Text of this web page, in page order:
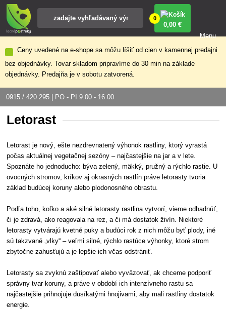
Ceny uvedené na e-shope sa môžu líšiť od cien v kamennej predajni
bez objednávky. Tovar skladom pripravíme do 30 min na základe
objednávky. Predajňa je v sobotu zatvorená.
0915 / 420 295 | PO - PI 9:00 - 16:00
0
0,00 €
Menu
Letorast
Letorast je nový, ešte nezdrevnatený výhonok rastliny, ktorý vyrastá
počas aktuálnej vegetačnej sezóny – najčastejšie na jar a v lete.
Spoznáte ho jednoducho: býva zelený, mäkký, pružný a rýchlo rastie. U
ovocných stromov, kríkov aj okrasných rastlín práve letorasty tvoria
základ budúcej koruny alebo plodonosného obrastu.
Podľa toho, koľko a aké silné letorasty rastlina vytvorí, vieme odhadnúť,
či je zdravá, ako reagovala na rez, a či má dostatok živín. Niektoré
letorasty vytvárajú kvetné puky a budúci rok z nich môžu byť plody, iné
sú takzvané „vlky“ – veľmi silné, rýchlo rastúce výhonky, ktoré strom
zbytočne zahusťujú a je lepšie ich včas odstrániť.
Letorasty sa zvyknú zaštipovať alebo vyväzovať, ak chceme podporiť
správny tvar koruny, a práve v období ich intenzívneho rastu sa
najčastejšie prihnojuje dusíkatými hnojivami, aby mali rastliny dostatok
energie.